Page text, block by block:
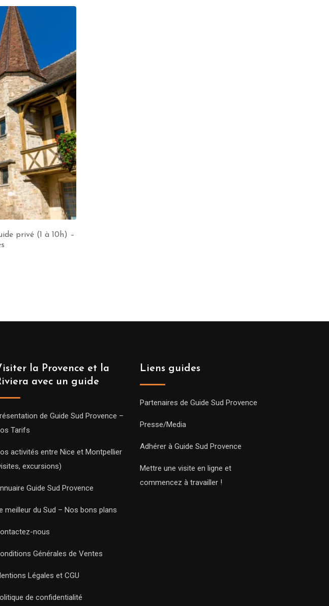
privé (1 à 10h) –
la Provence et la
avec un guide
de Guide Sud Provence –
Tarifs
activités entre Nice et Montpellier
excursions)
Guide Sud Provence
meilleur du Sud – Nos bons plans
nous
Générales de Ventes
Légales et CGU
de confidentialité
Liens guides
Partenaires de Guide Sud Provence
Presse/Media
Adhérer à Guide Sud Provence
Mettre une visite en ligne et
commencez à travailler !